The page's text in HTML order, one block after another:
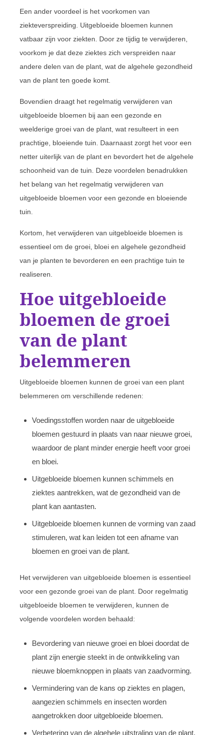
Een ander voordeel is het voorkomen van
ziekteverspreiding. Uitgebloeide bloemen kunnen
vatbaar zijn voor ziekten. Door ze tijdig te verwijderen,
voorkom je dat deze ziektes zich verspreiden naar
andere delen van de plant, wat de algehele gezondheid
van de plant ten goede komt.
Bovendien draagt het regelmatig verwijderen van
uitgebloeide bloemen bij aan een gezonde en
weelderige groei van de plant, wat resulteert in een
prachtige, bloeiende tuin. Daarnaast zorgt het voor een
netter uiterlijk van de plant en bevordert het de algehele
schoonheid van de tuin. Deze voordelen benadrukken
het belang van het regelmatig verwijderen van
uitgebloeide bloemen voor een gezonde en bloeiende
tuin.
Kortom, het verwijderen van uitgebloeide bloemen is
essentieel om de groei, bloei en algehele gezondheid
van je planten te bevorderen en een prachtige tuin te
realiseren.
Hoe uitgebloeide
bloemen de groei
van de plant
belemmeren
Uitgebloeide bloemen kunnen de groei van een plant
belemmeren om verschillende redenen:
Voedingsstoffen worden naar de uitgebloeide
bloemen gestuurd in plaats van naar nieuwe groei,
waardoor de plant minder energie heeft voor groei
en bloei.
Uitgebloeide bloemen kunnen schimmels en
ziektes aantrekken, wat de gezondheid van de
plant kan aantasten.
Uitgebloeide bloemen kunnen de vorming van zaad
stimuleren, wat kan leiden tot een afname van
bloemen en groei van de plant.
Het verwijderen van uitgebloeide bloemen is essentieel
voor een gezonde groei van de plant. Door regelmatig
uitgebloeide bloemen te verwijderen, kunnen de
volgende voordelen worden behaald:
Bevordering van nieuwe groei en bloei doordat de
plant zijn energie steekt in de ontwikkeling van
nieuwe bloemknoppen in plaats van zaadvorming.
Vermindering van de kans op ziektes en plagen,
aangezien schimmels en insecten worden
aangetrokken door uitgebloeide bloemen.
Verbetering van de algehele uitstraling van de plant,